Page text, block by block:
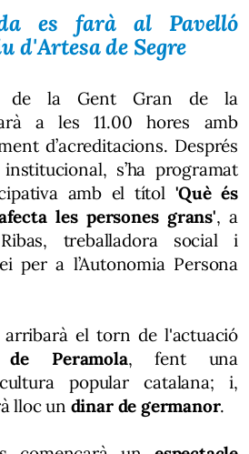
es farà al Pavelló
d'Artesa de Segre
de la Gent Gran de la
a les 11.00 hores amb
d’acreditacions. Després
s’ha programat
amb el títol 'Què és
les persones grans', a
treballadora social i
per a l’Autonomia Persona
arribarà el torn de l'actuació
de Peramola, fent una
popular catalana; i,
lloc un dinar de germanor.